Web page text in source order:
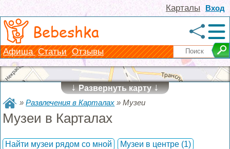
Вход
Карталы
Bebeshka
Афиша Статьи Отзывы
↓Развернуть карту↓
»Развлечения в Карталах »Музеи
Музеи в Карталах
Найти музеи рядом со мной Музеи в центре (1)